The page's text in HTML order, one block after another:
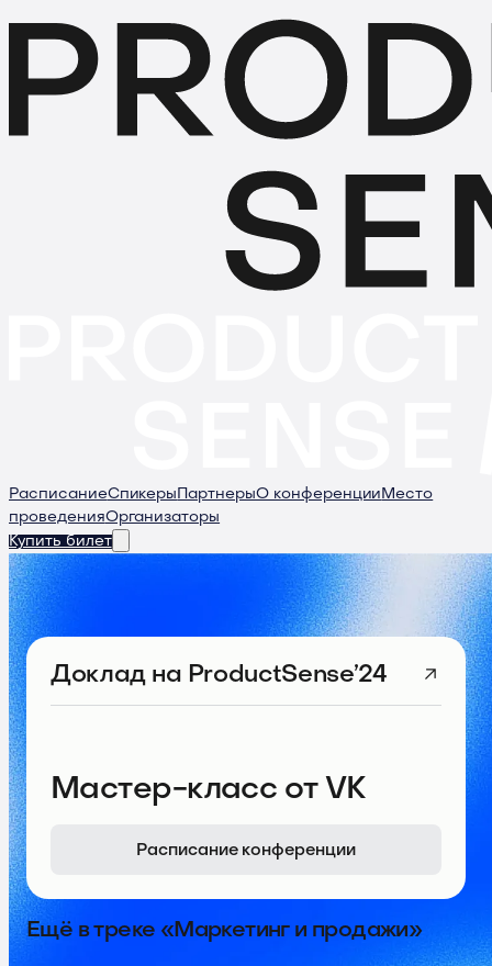
РасписаниеСпикеры ПартнерыО конференции Место
проведенияОрганизаторы
Купить билет
Доклад на ProductSense’24
Мастер-класс от VK
Расписание конференции
Ещё в треке «Маркетинг и продажи»